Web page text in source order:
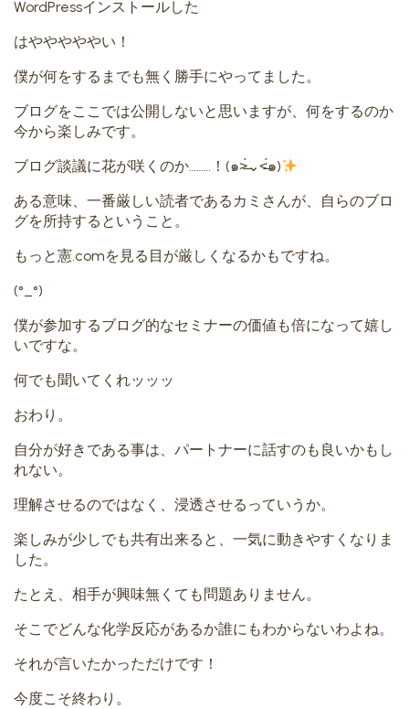
WordPressインストールした
はやややややい！
僕が何をするまでも無く勝手にやってました。
ブログをここでは公開しないと思いますが、何をするのか
今から楽しみです。
ブログ談議に花が咲くのか………！(๑˃̶̀⌄˂̶́๑)
ある意味、一番厳しい読者であるカミさんが、自らのブロ
グを所持するということ。
もっと憲.comを見る目が厳しくなるかもですね。
(°_°)
僕が参加するブログ的なセミナーの価値も倍になって嬉し
いですな。
何でも聞いてくれッッッ
おわり。
自分が好きである事は、パートナーに話すのも良いかもし
れない。
理解させるのではなく、浸透させるっていうか。
楽しみが少しでも共有出来ると、一気に動きやすくなりま
した。
たとえ、相手が興味無くても問題ありません。
そこでどんな化学反応があるか誰にもわからないわよね。
それが言いたかっただけです！
今度こそ終わり。